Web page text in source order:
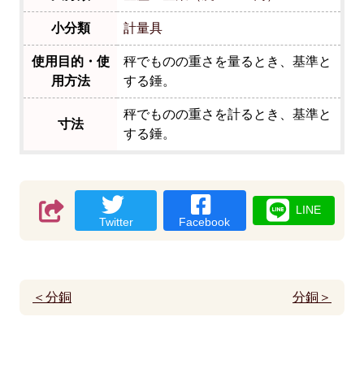
小分類 計量具
使用目的・使
用方法
秤でものの重さを量るとき、基準と
する錘。
寸法
秤でものの重さを計るとき、基準と
する錘。
Twitter Facebook
LINE
＜分銅 分銅＞